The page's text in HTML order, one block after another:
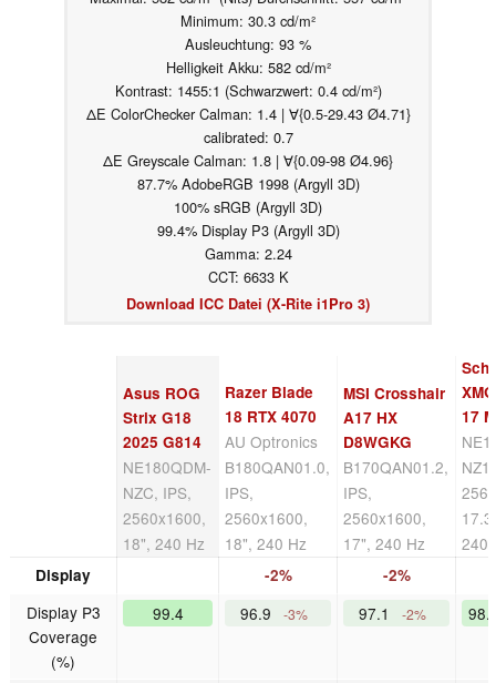
Minimum: 30.3 cd/m²
Ausleuchtung: 93 %
Helligkeit Akku: 582 cd/m²
Kontrast: 1455:1 (Schwarzwert: 0.4 cd/m²)
ΔE ColorChecker Calman: 1.4 | ∀{0.5-29.43 Ø4.71}
calibrated: 0.7
ΔE Greyscale Calman: 1.8 | ∀{0.09-98 Ø4.96}
87.7% AdobeRGB 1998 (Argyll 3D)
100% sRGB (Argyll 3D)
99.4% Display P3 (Argyll 3D)
Gamma: 2.24
CCT: 6633 K
Download ICC Datei (X-Rite i1Pro 3)
Asus ROG
Strix G18
2025 G814
NE180QDM-
NZC, IPS,
2560x1600,
18", 240 Hz
Razer Blade
18 RTX 4070
AU Optronics
B180QAN01.0,
IPS,
2560x1600,
18", 240 Hz
MSI Crosshair
A17 HX
D8WGKG
B170QAN01.2,
IPS,
2560x1600,
17", 240 Hz
17
240
Display -2% -2%
Display P3
Coverage
(%)
99.4 96.9 -3% 97.1 -2%